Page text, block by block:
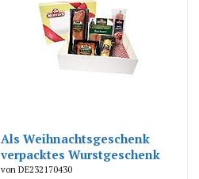
Als Weihnachtsgeschenk
verpacktes Wurstgeschenk
von DE232170430